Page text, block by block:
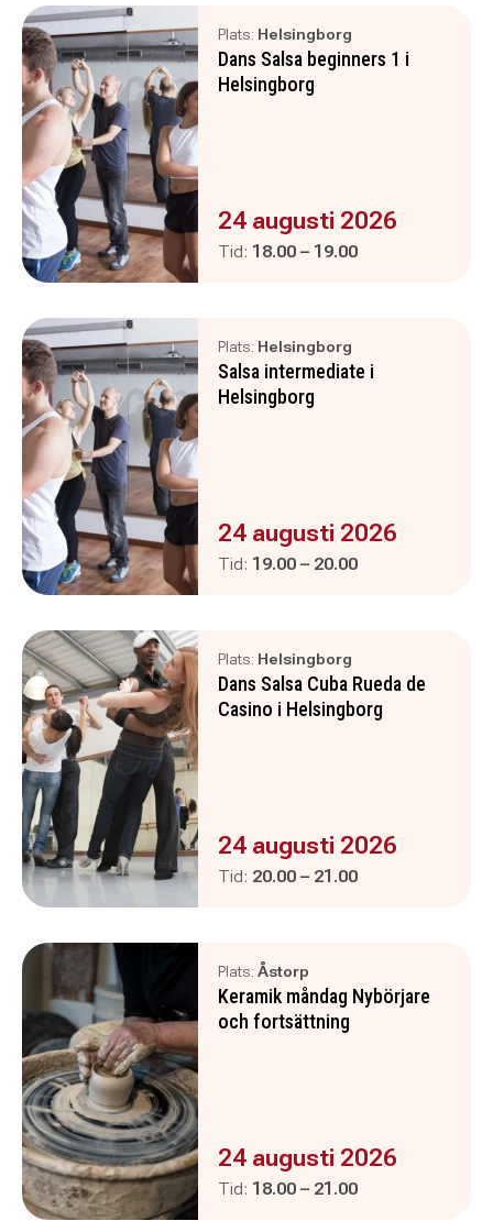
Plats: Helsingborg
Dans Salsa beginners 1 i
Helsingborg
Evenemanget är :
24 augusti 2026
Tid: Pågår mellan
18.00 – och
19.00
Plats: Helsingborg
Salsa intermediate i
Helsingborg
Evenemanget är :
24 augusti 2026
Tid: Pågår mellan
19.00 – och
20.00
Plats: Helsingborg
Dans Salsa Cuba Rueda de
Casino i Helsingborg
Evenemanget är :
24 augusti 2026
Tid: Pågår mellan
20.00 – och
21.00
Plats: Åstorp
Keramik måndag Nybörjare
och fortsättning
Evenemanget är :
24 augusti 2026
Tid: Pågår mellan
18.00 – och
21.00